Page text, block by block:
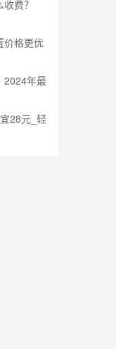
费？
价格更优
2024年最
28元_轻